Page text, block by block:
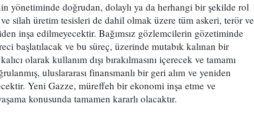
yönetiminde doğrudan, dolaylı ya da herhangi bir şekilde rol
silah üretim tesisleri de dahil olmak üzere tüm askeri, terör ve
inşa edilmeyecektir. Bağımsız gözlemcilerin gözetiminde
başlatılacak ve bu süreç, üzerinde mutabık kalınan bir
olarak kullanım dışı bırakılmasını içerecek ve tamamı
uluslararası finansmanlı bir geri alım ve yeniden
Yeni Gazze, müreffeh bir ekonomi inşa etme ve
konusunda tamamen kararlı olacaktır.